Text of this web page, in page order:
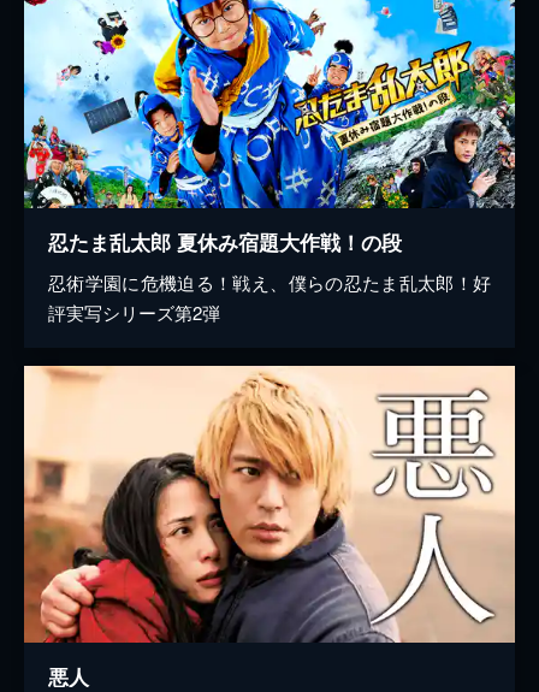
忍たま乱太郎 夏休み宿題大作戦！の段
忍術学園に危機迫る！戦え、僕らの忍たま乱太郎！好
評実写シリーズ第2弾
悪人